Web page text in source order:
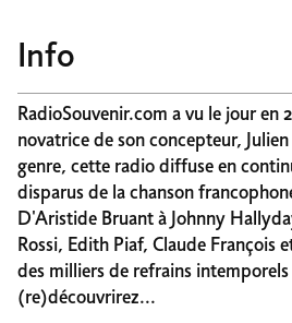
Info
RadioSouvenir.com a vu le jour en
novatrice de son concepteur,
genre, cette radio diffuse en
disparus de la chanson
D'Aristide Bruant à Johnny
Rossi, Edith Piaf, Claude François
des milliers de refrains
(re)découvrirez...